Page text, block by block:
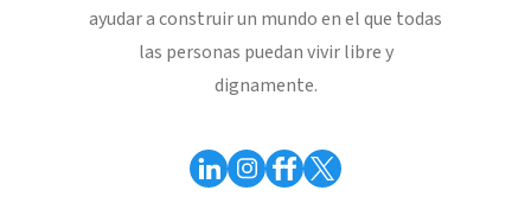
ayudar a construir un mundo en el que todas
las personas puedan vivir libre y
dignamente.